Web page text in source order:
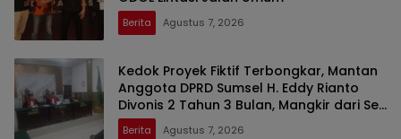
Berita Agustus 7, 2026
Kedok Proyek Fiktif Terbongkar, Mantan
Anggota DPRD Sumsel H. Eddy Rianto
Divonis 2 Tahun 3 Bulan, Mangkir dari Sel
Nyatakan Banding
Berita Agustus 7, 2026